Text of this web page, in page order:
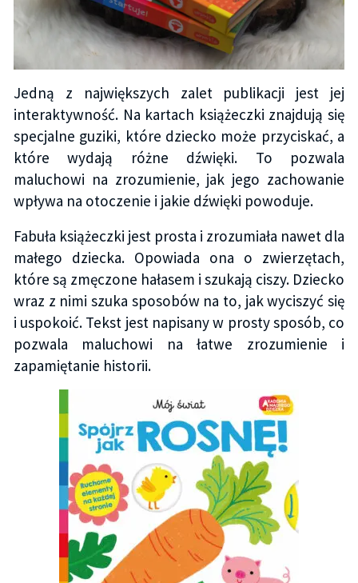
Jedną z największych zalet publikacji jest jej
interaktywność. Na kartach książeczki znajdują się
specjalne guziki, które dziecko może przyciskać, a
które wydają różne dźwięki. To pozwala
maluchowi na zrozumienie, jak jego zachowanie
wpływa na otoczenie i jakie dźwięki powoduje.
Fabuła książeczki jest prosta i zrozumiała nawet dla
małego dziecka. Opowiada ona o zwierzętach,
które są zmęczone hałasem i szukają ciszy. Dziecko
wraz z nimi szuka sposobów na to, jak wyciszyć się
i uspokoić. Tekst jest napisany w prosty sposób, co
pozwala maluchowi na łatwe zrozumienie i
zapamiętanie historii.